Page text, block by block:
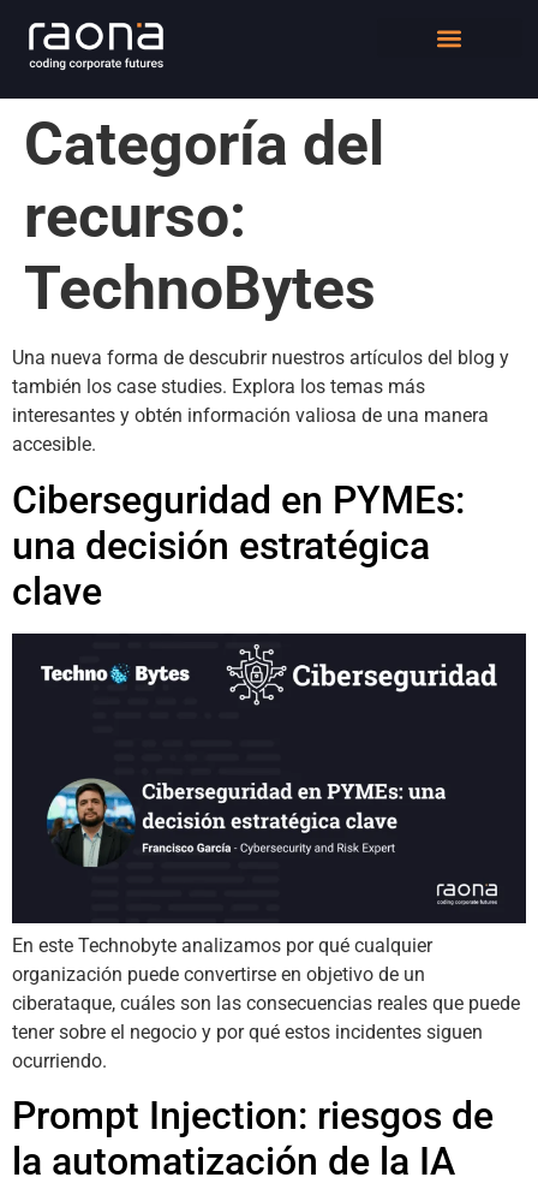
Categoría del
recurso:
TechnoBytes
Una nueva forma de descubrir nuestros artículos del blog y
también los case studies. Explora los temas más
interesantes y obtén información valiosa de una manera
accesible.
Ciberseguridad en PYMEs:
una decisión estratégica
clave
En este Technobyte analizamos por qué cualquier
organización puede convertirse en objetivo de un
ciberataque, cuáles son las consecuencias reales que puede
tener sobre el negocio y por qué estos incidentes siguen
ocurriendo.
Prompt Injection: riesgos de
la automatización de la IA